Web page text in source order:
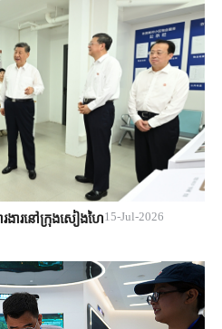
ងារនៅក្រុងសៀងហៃ15-Jul-2026